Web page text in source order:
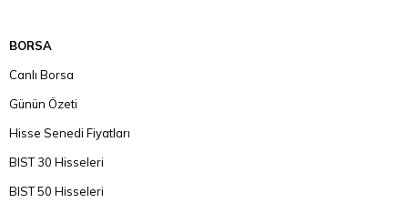
BORSA
Canlı Borsa
Günün Özeti
Hisse Senedi Fiyatları
BIST 30 Hisseleri
BIST 50 Hisseleri